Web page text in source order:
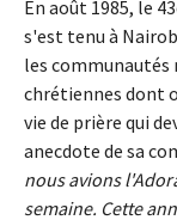
En août 1985, le
s'est tenu à
les communautés
chrétiennes dont
vie de prière qui
anecdote de sa
nous avions
semaine. Cette